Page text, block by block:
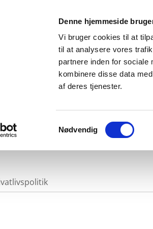
Denne hjemmeside
Vi bruger cookies til at
til at analysere vores
partnere inden for sociale
kombinere disse data
af deres tjenester.
Samtykkevalg
Nødvendig
Forside